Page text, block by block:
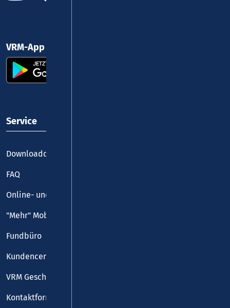
VRM-App nutzen und durchstarten
Service
Downloadcenter
FAQ
Online- und Handy-Tickets
"Mehr" Mobilität
Fundbüro
Kundencenter
VRM Geschäftsstelle
Kontaktformular